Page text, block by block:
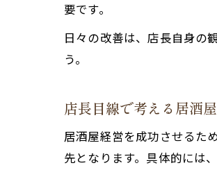
要です。
日々の改善は、店長自身の
う。
店長目線で考える居酒
居酒屋経営を成功させるた
先となります。具体的には